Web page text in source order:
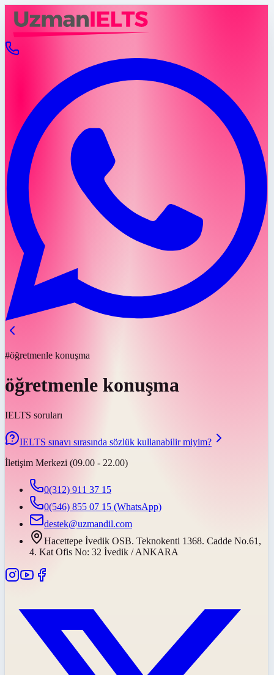
#öğretmenle konuşma
öğretmenle konuşma
IELTS soruları
IELTS sınavı sırasında sözlük kullanabilir miyim?
İletişim Merkezi (09.00 - 22.00)
0(312) 911 37 15
0(546) 855 07 15 (WhatsApp)
destek@uzmandil.com
Hacettepe İvedik OSB. Teknokenti 1368. Cadde No.61,
4. Kat Ofis No: 32 İvedik / ANKARA